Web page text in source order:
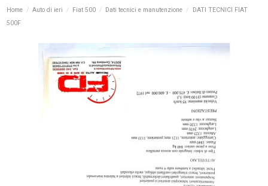
Home Auto di ieri Fiat 500 Dati tecnici e manutenzione
DATI TECNICI FIAT
500F